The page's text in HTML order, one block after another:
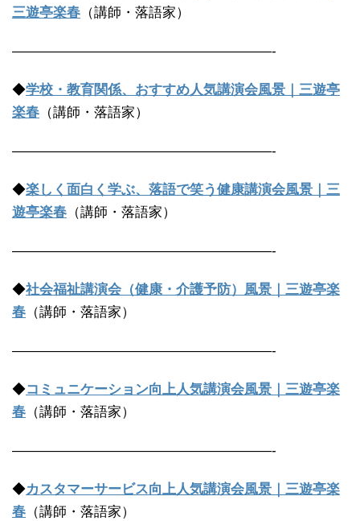
三遊亭楽春 （講師・落語家）
———————————————————-
◆学校・教育関係、おすすめ人気講演会風景｜三遊亭
楽春 （講師・落語家）
———————————————————-
◆楽しく面白く学ぶ、落語で笑う健康講演会風景｜三
遊亭楽春 （講師・落語家）
———————————————————-
◆社会福祉講演会（健康・介護予防）風景｜三遊亭楽
春 （講師・落語家）
———————————————————-
◆コミュニケーション向上人気講演会風景｜三遊亭楽
春 （講師・落語家）
———————————————————-
◆カスタマーサービス向上人気講演会風景｜三遊亭楽
春 （講師・落語家）